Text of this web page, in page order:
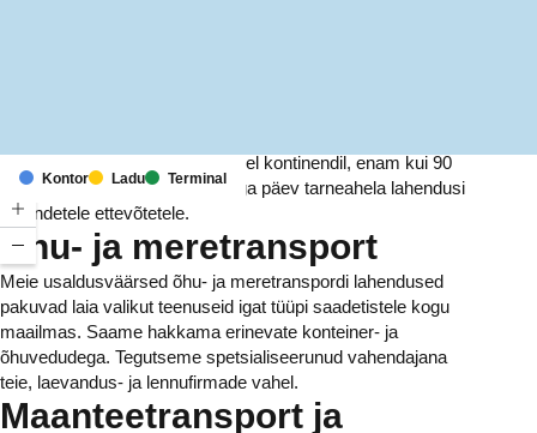
Kontor Ladu Terminal
Meil on kontorid ja rajatised kuuel kontinendil, enam kui 90
riigis. Me pakume ja haldame iga päev tarneahela lahendusi
tuhandetele ettevõtetele.
Õhu- ja meretransport
Meie usaldusväärsed õhu- ja meretranspordi lahendused
pakuvad laia valikut teenuseid igat tüüpi saadetistele kogu
maailmas. Saame hakkama erinevate konteiner- ja
õhuvedudega. Tegutseme spetsialiseerunud vahendajana
teie, laevandus- ja lennufirmade vahel.
Maanteetransport ja